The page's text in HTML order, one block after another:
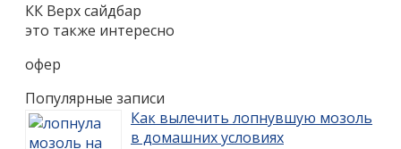
КК Верх сайдбар
это также интересно
офер
Популярные записи
Как вылечить лопнувшую мозоль
в домашних условиях